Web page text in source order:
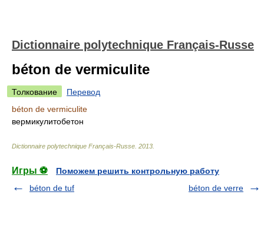
Dictionnaire polytechnique Français-Russe
béton de vermiculite
Толкование
Перевод
béton de vermiculite
вермикулитобетон
Dictionnaire polytechnique Français-Russe 2013
Игры ⚽
Поможем решить контрольную работу
béton de tuf
béton de verre